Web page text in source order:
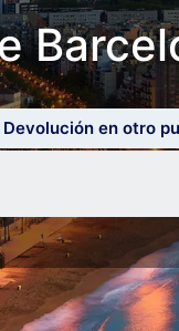
Devolución en otro